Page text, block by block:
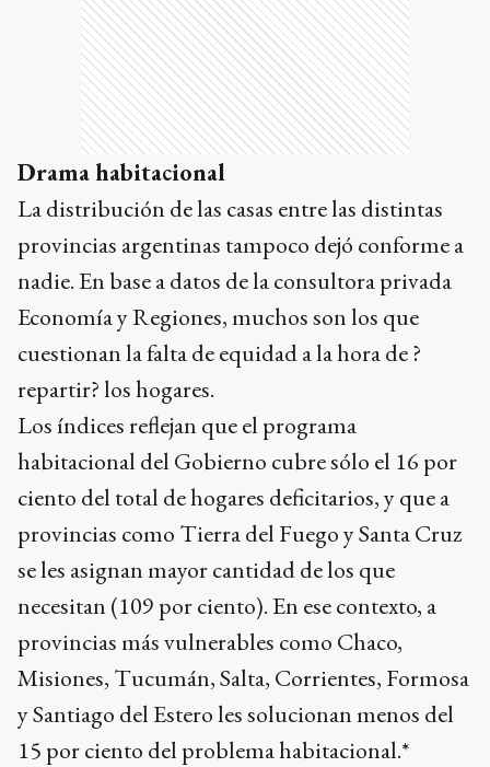
Drama habitacional
La distribución de las casas entre las distintas
provincias argentinas tampoco dejó conforme a
nadie. En base a datos de la consultora privada
Economía y Regiones, muchos son los que
cuestionan la falta de equidad a la hora de ?
repartir? los hogares.
Los índices reflejan que el programa
habitacional del Gobierno cubre sólo el 16 por
ciento del total de hogares deficitarios, y que a
provincias como Tierra del Fuego y Santa Cruz
se les asignan mayor cantidad de los que
necesitan (109 por ciento). En ese contexto, a
provincias más vulnerables como Chaco,
Misiones, Tucumán, Salta, Corrientes, Formosa
y Santiago del Estero les solucionan menos del
15 por ciento del problema habitacional.*